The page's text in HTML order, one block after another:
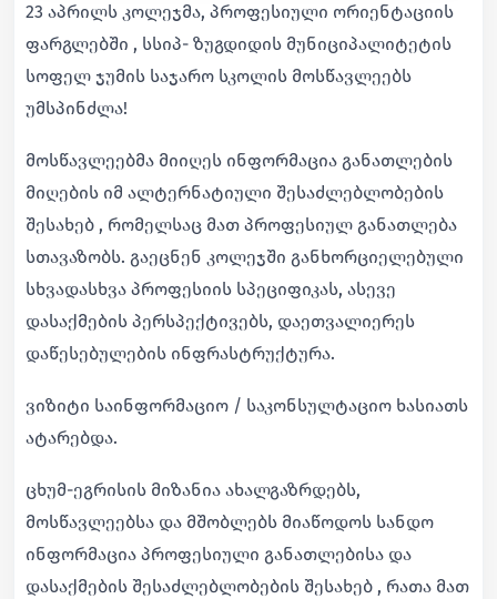
23 აპრილს კოლეჯმა, პროფესიული ორიენტაციის
ფარგლებში , სსიპ- ზუგდიდის მუნიციპალიტეტის
სოფელ ჯუმის საჯარო სკოლის მოსწავლეებს
უმსპინძლა!
მოსწავლეებმა მიიღეს ინფორმაცია განათლების
მიღების იმ ალტერნატიული შესაძლებლობების
შესახებ , რომელსაც მათ პროფესიულ განათლება
სთავაზობს. გაეცნენ კოლეჯში განხორციელებული
სხვადასხვა პროფესიის სპეციფიკას, ასევე
დასაქმების პერსპექტივებს, დაეთვალიერეს
დაწესებულების ინფრასტრუქტურა.
ვიზიტი საინფორმაციო / საკონსულტაციო ხასიათს
ატარებდა.
ცხუმ-ეგრისის მიზანია ახალგაზრდებს,
მოსწავლეებსა და მშობლებს მიაწოდოს სანდო
ინფორმაცია პროფესიული განათლებისა და
დასაქმების შესაძლებლობების შესახებ , რათა მათ